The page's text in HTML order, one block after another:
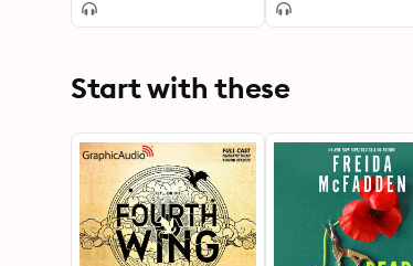
Start with these